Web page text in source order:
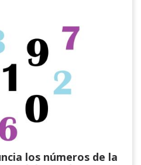
los números de la